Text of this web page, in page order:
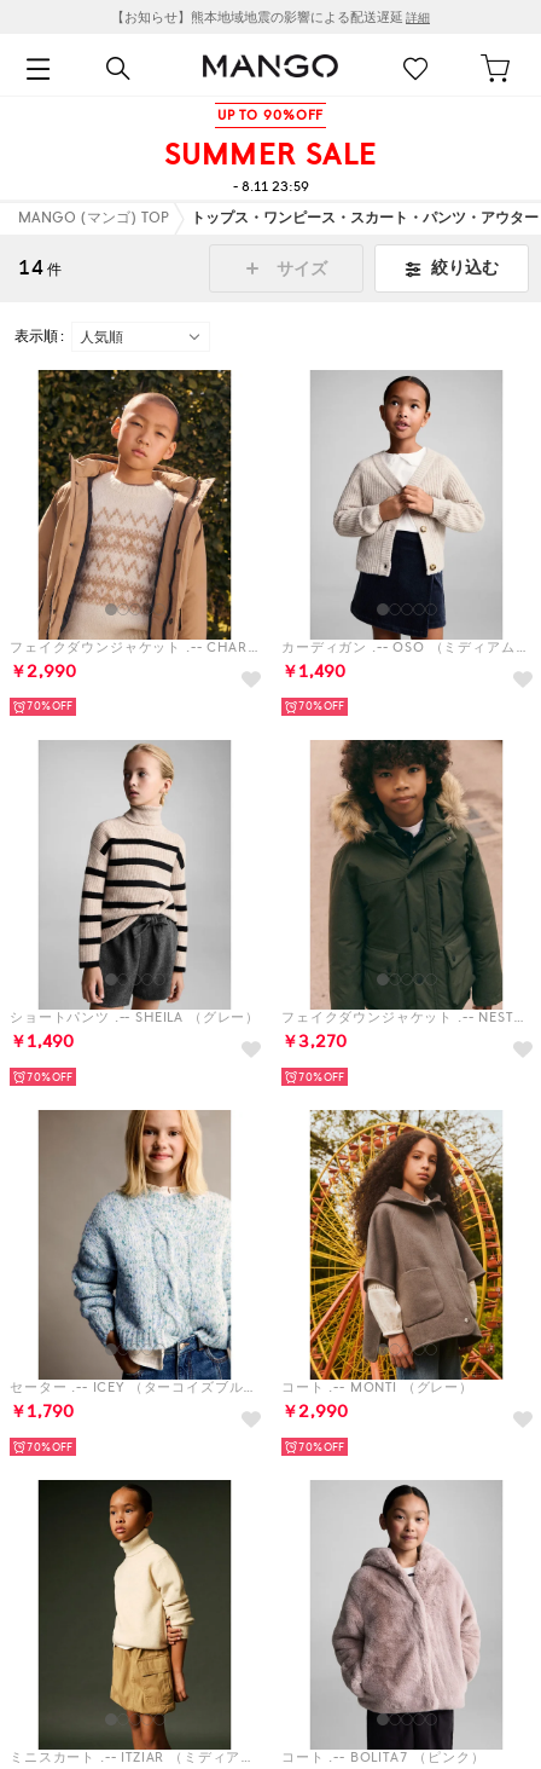
【お知らせ】熊本地域地震の影響による配送遅延 詳細
UP TO 90%OFF
SUMMER SALE
- 8.11 23:59
MANGO (マンゴ) TOP
トップス・ワンピース・スカート・パンツ・アウタ
14件 サイズ 絞り込む
表示順 :
フェイクダウンジャケット .-- CHARLIE （パステルブラウン）
￥2,990
70%
カーディガン .-- OSO （ミディアムブラウン）
￥1,490
70%
ショートパンツ .-- SHEILA （グレー）
￥1,490
70%
フェイクダウンジャケット .-- NESTOR （ミディアムグリーン）
￥3,270
70%
セーター .-- ICEY （ターコイズブルー）
￥1,790
70%
コート .-- MONTI （グレー）
￥2,990
70%
ミニスカート .-- ITZIAR （ミディアムブラウン） コート .-- BOLITA7 （ピンク）